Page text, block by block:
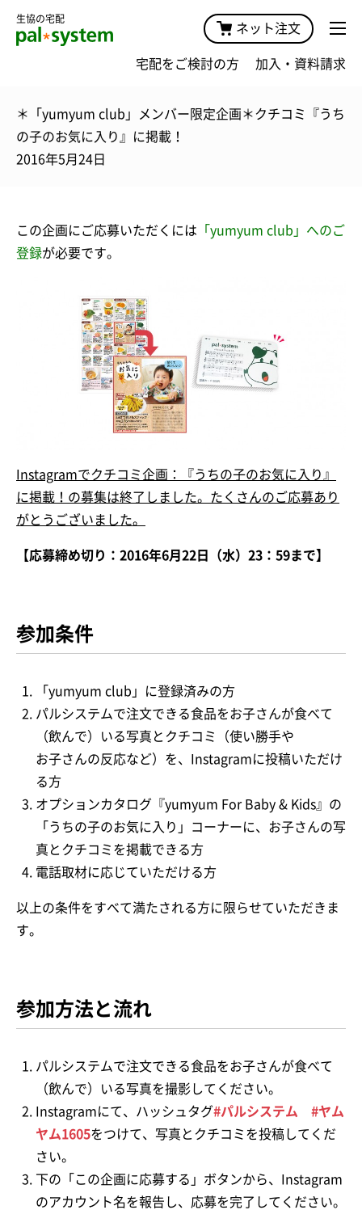
生協の宅配
ネット注文
宅配をご検討の方 加入・資料請求
＊「yumyum club」メンバー限定企画＊クチコミ『うち
の子のお気に入り』に掲載！
2016年5月24日
この企画にご応募いただくには 「yumyum club」へのご
登録が必要です。
Instagramでクチコミ企画：『うちの子のお気に入り』
に掲載！の募集は終了しました。たくさんのご応募あり
がとうございました。
【応募締め切り：2016年6月22日（水）23：59まで】
参加条件
「yumyum club」に登録済みの方
パルシステムで注文できる食品をお子さんが食べて
（飲んで）いる写真とクチコミ（使い勝手や
お子さんの反応など）を、Instagramに投稿いただけ
る方
オプションカタログ『yumyum For Baby & Kids』の
「うちの子のお気に入り」コーナーに、お子さんの写
真とクチコミを掲載できる方
電話取材に応じていただける方
以上の条件をすべて満たされる方に限らせていただきま
す。
参加方法と流れ
パルシステムで注文できる食品をお子さんが食べて
（飲んで）いる写真を撮影してください。
Instagramにて、ハッシュタグ#パルシステム #ヤム
ヤム1605をつけて、写真とクチコミを投稿してくだ
さい。
下の「この企画に応募する」ボタンから、Instagram
のアカウント名を報告し、応募を完了してください。